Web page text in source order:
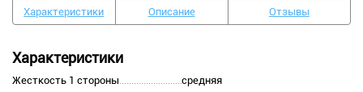
Характеристики Описание Отзывы
Характеристики
Жесткость 1 стороны
средняя